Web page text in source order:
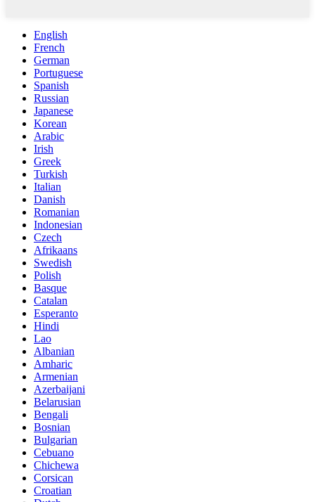
English
French
German
Portuguese
Spanish
Russian
Japanese
Korean
Arabic
Irish
Greek
Turkish
Italian
Danish
Romanian
Indonesian
Czech
Afrikaans
Swedish
Polish
Basque
Catalan
Esperanto
Hindi
Lao
Albanian
Amharic
Armenian
Azerbaijani
Belarusian
Bengali
Bosnian
Bulgarian
Cebuano
Chichewa
Corsican
Croatian